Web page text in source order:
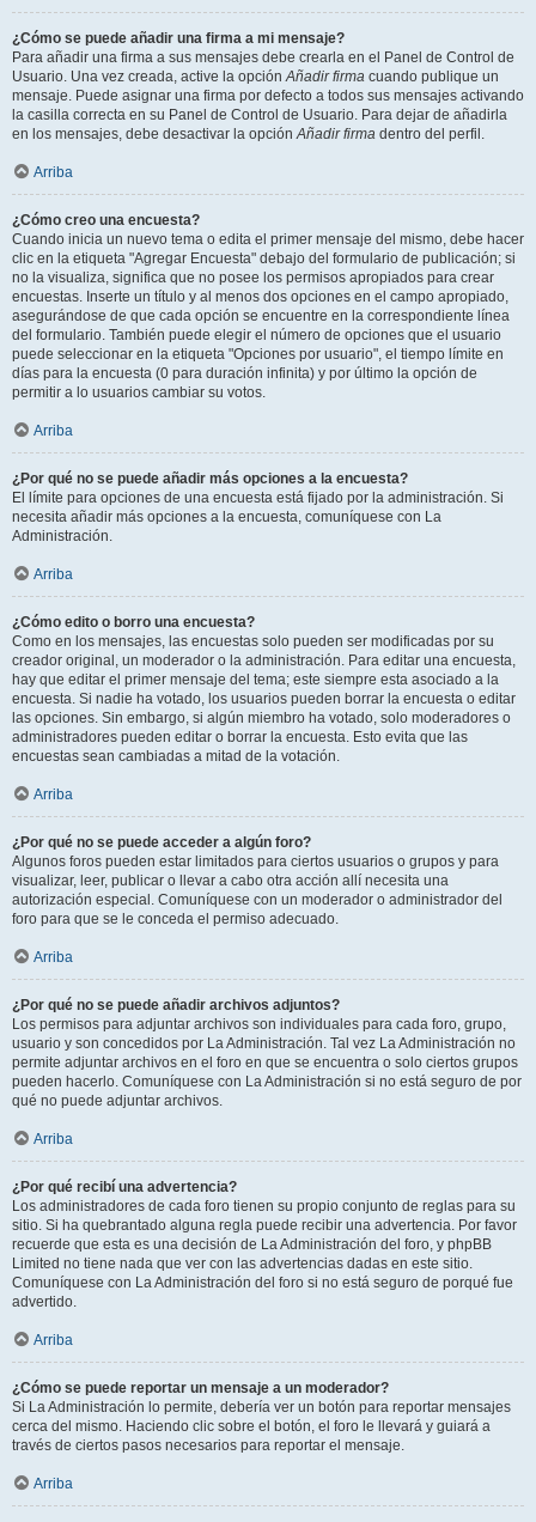
¿Cómo se puede añadir una firma a mi mensaje?
Para añadir una firma a sus mensajes debe crearla en el Panel de Control de
Usuario. Una vez creada, active la opciónAñadir firma cuando publique un
mensaje. Puede asignar una firma por defecto a todos sus mensajes activando
la casilla correcta en su Panel de Control de Usuario. Para dejar de añadirla
en los mensajes, debe desactivar la opciónAñadir firma dentro del perfil.
Arriba
¿Cómo creo una encuesta?
Cuando inicia un nuevo tema o edita el primer mensaje del mismo, debe hacer
clic en la etiqueta "Agregar Encuesta" debajo del formulario de publicación; si
no la visualiza, significa que no posee los permisos apropiados para crear
encuestas. Inserte un título y al menos dos opciones en el campo apropiado,
asegurándose de que cada opción se encuentre en la correspondiente línea
del formulario. También puede elegir el número de opciones que el usuario
puede seleccionar en la etiqueta "Opciones por usuario", el tiempo límite en
días para la encuesta (0 para duración infinita) y por último la opción de
permitir a lo usuarios cambiar su votos.
Arriba
¿Por qué no se puede añadir más opciones a la encuesta?
El límite para opciones de una encuesta está fijado por la administración. Si
necesita añadir más opciones a la encuesta, comuníquese con La
Administración.
Arriba
¿Cómo edito o borro una encuesta?
Como en los mensajes, las encuestas solo pueden ser modificadas por su
creador original, un moderador o la administración. Para editar una encuesta,
hay que editar el primer mensaje del tema; este siempre esta asociado a la
encuesta. Si nadie ha votado, los usuarios pueden borrar la encuesta o editar
las opciones. Sin embargo, si algún miembro ha votado, solo moderadores o
administradores pueden editar o borrar la encuesta. Esto evita que las
encuestas sean cambiadas a mitad de la votación.
Arriba
¿Por qué no se puede acceder a algún foro?
Algunos foros pueden estar limitados para ciertos usuarios o grupos y para
visualizar, leer, publicar o llevar a cabo otra acción allí necesita una
autorización especial. Comuníquese con un moderador o administrador del
foro para que se le conceda el permiso adecuado.
Arriba
¿Por qué no se puede añadir archivos adjuntos?
Los permisos para adjuntar archivos son individuales para cada foro, grupo,
usuario y son concedidos por La Administración. Tal vez La Administración no
permite adjuntar archivos en el foro en que se encuentra o solo ciertos grupos
pueden hacerlo. Comuníquese con La Administración si no está seguro de por
qué no puede adjuntar archivos.
Arriba
¿Por qué recibí una advertencia?
Los administradores de cada foro tienen su propio conjunto de reglas para su
sitio. Si ha quebrantado alguna regla puede recibir una advertencia. Por favor
recuerde que esta es una decisión de La Administración del foro, y phpBB
Limited no tiene nada que ver con las advertencias dadas en este sitio.
Comuníquese con La Administración del foro si no está seguro de porqué fue
advertido.
Arriba
¿Cómo se puede reportar un mensaje a un moderador?
Si La Administración lo permite, debería ver un botón para reportar mensajes
cerca del mismo. Haciendo clic sobre el botón, el foro le llevará y guiará a
través de ciertos pasos necesarios para reportar el mensaje.
Arriba